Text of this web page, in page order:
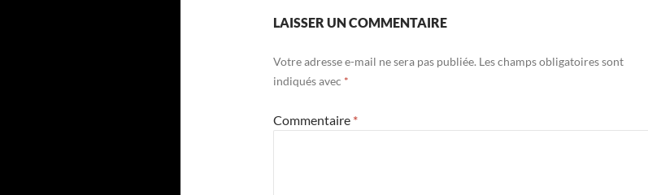
LAISSER UN COMMENTAIRE
Votre adresse e-mail ne sera pas publiée. Les champs obligatoires sont
indiqués avec *
Commentaire *